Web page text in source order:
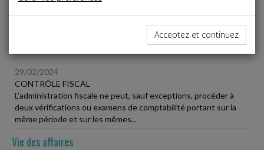
Liste des dernières dépêches
29/02/2024
CONTRÔLE FISCAL
L'administration fiscale ne peut, sauf exceptions, procéder à
deux vérifications ou examens de comptabilité portant sur la
même période et sur les mêmes...
Vie des affaires
Acceptez et continuez